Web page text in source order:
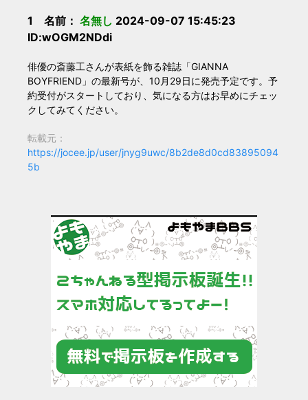
1 名前： 名無し 2024-09-07 15:45:23
ID:wOGM2NDdi
俳優の斎藤工さんが表紙を飾る雑誌「GIANNA
BOYFRIEND」の最新号が、10月29日に発売予定です。予
約受付がスタートしており、気になる方はお早めにチェッ
クしてみてください。
転載元：
https://jocee.jp/user/jnyg9uwc/8b2de8d0cd83895094
5b